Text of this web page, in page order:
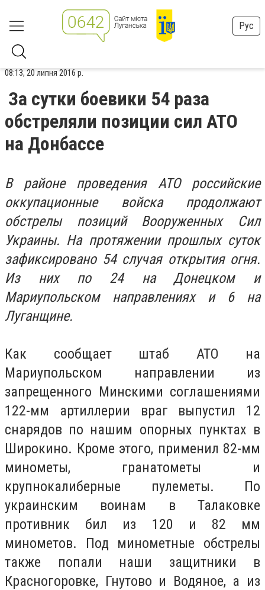
Рус
08:13, 20 липня 2016 р.
За сутки боевики 54 раза
обстреляли позиции сил АТО
на Донбассе
В районе проведения АТО российские
оккупационные войска продолжают
обстрелы позиций Вооруженных Сил
Украины. На протяжении прошлых суток
зафиксировано 54 случая открытия огня.
Из них по 24 на Донецком и
Мариупольском направлениях и 6 на
Луганщине.
Как сообщает штаб АТО на
Мариупольском направлении из
запрещенного Минскими соглашениями
122-мм артиллерии враг выпустил 12
снарядов по нашим опорных пунктах в
Широкино. Кроме этого, применил 82-мм
минометы, гранатометы и
крупнокалиберные пулеметы. По
украинским воинам в Талаковке
противник бил из 120 и 82 мм
минометов. Под минометные обстрелы
также попали наши защитники в
Красногоровке, Гнутово и Водяное, а из